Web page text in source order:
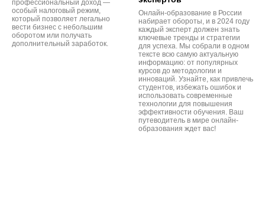
профессиональный доход —
особый налоговый режим,
который позволяет легально
вести бизнес с небольшим
оборотом или получать
дополнительный заработок.
Онлайн-образование в России
набирает обороты, и в 2024 году
каждый эксперт должен знать
ключевые тренды и стратегии
для успеха. Мы собрали в одном
тексте всю самую актуальную
информацию: от популярных
курсов до методологии и
инноваций. Узнайте, как привлечь
студентов, избежать ошибок и
использовать современные
технологии для повышения
эффективности обучения. Ваш
путеводитель в мире онлайн-
образования ждет вас!